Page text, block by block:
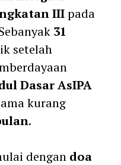
IIIpada
31
setelah
Dasar AsIPA
kurang
.
dengan doa